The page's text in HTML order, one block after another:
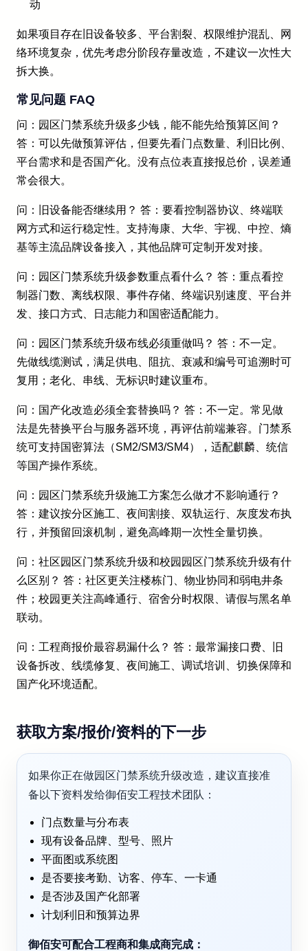
动
如果项目存在旧设备较多、平台割裂、权限维护混乱、网
络环境复杂，优先考虑分阶段存量改造，不建议一次性大
拆大换。
常见问题 FAQ
问：园区门禁系统升级多少钱，能不能先给预算区间？
答：可以先做预算评估，但要先看门点数量、利旧比例、
平台需求和是否国产化。没有点位表直接报总价，误差通
常会很大。
问：旧设备能否继续用？ 答：要看控制器协议、终端联
网方式和运行稳定性。支持海康、大华、宇视、中控、熵
基等主流品牌设备接入，其他品牌可定制开发对接。
问：园区门禁系统升级参数重点看什么？ 答：重点看控
制器门数、离线权限、事件存储、终端识别速度、平台并
发、接口方式、日志能力和国密适配能力。
问：园区门禁系统升级布线必须重做吗？ 答：不一定。
先做线缆测试，满足供电、阻抗、衰减和编号可追溯时可
复用；老化、串线、无标识时建议重布。
问：国产化改造必须全套替换吗？ 答：不一定。常见做
法是先替换平台与服务器环境，再评估前端兼容。门禁系
统可支持国密算法（SM2/SM3/SM4），适配麒麟、统信
等国产操作系统。
问：园区门禁系统升级施工方案怎么做才不影响通行？
答：建议按分区施工、夜间割接、双轨运行、灰度发布执
行，并预留回滚机制，避免高峰期一次性全量切换。
问：社区园区门禁系统升级和校园园区门禁系统升级有什
么区别？ 答：社区更关注楼栋门、物业协同和弱电井条
件；校园更关注高峰通行、宿舍分时权限、请假与黑名单
联动。
问：工程商报价最容易漏什么？ 答：最常漏接口费、旧
设备拆改、线缆修复、夜间施工、调试培训、切换保障和
国产化环境适配。
获取方案/报价/资料的下一步
如果你正在做园区门禁系统升级改造，建议直接准
备以下资料发给御佰安工程技术团队：
门点数量与分布表
现有设备品牌、型号、照片
平面图或系统图
是否要接考勤、访客、停车、一卡通
是否涉及国产化部署
计划利旧和预算边界
御佰安可配合工程商和集成商完成：